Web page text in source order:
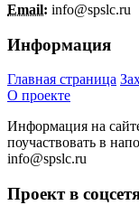
Email: info@spslc.ru
Информация
Главная страница
О проекте
Информация на
поучаствовать в
info@spslc.ru
Проект в